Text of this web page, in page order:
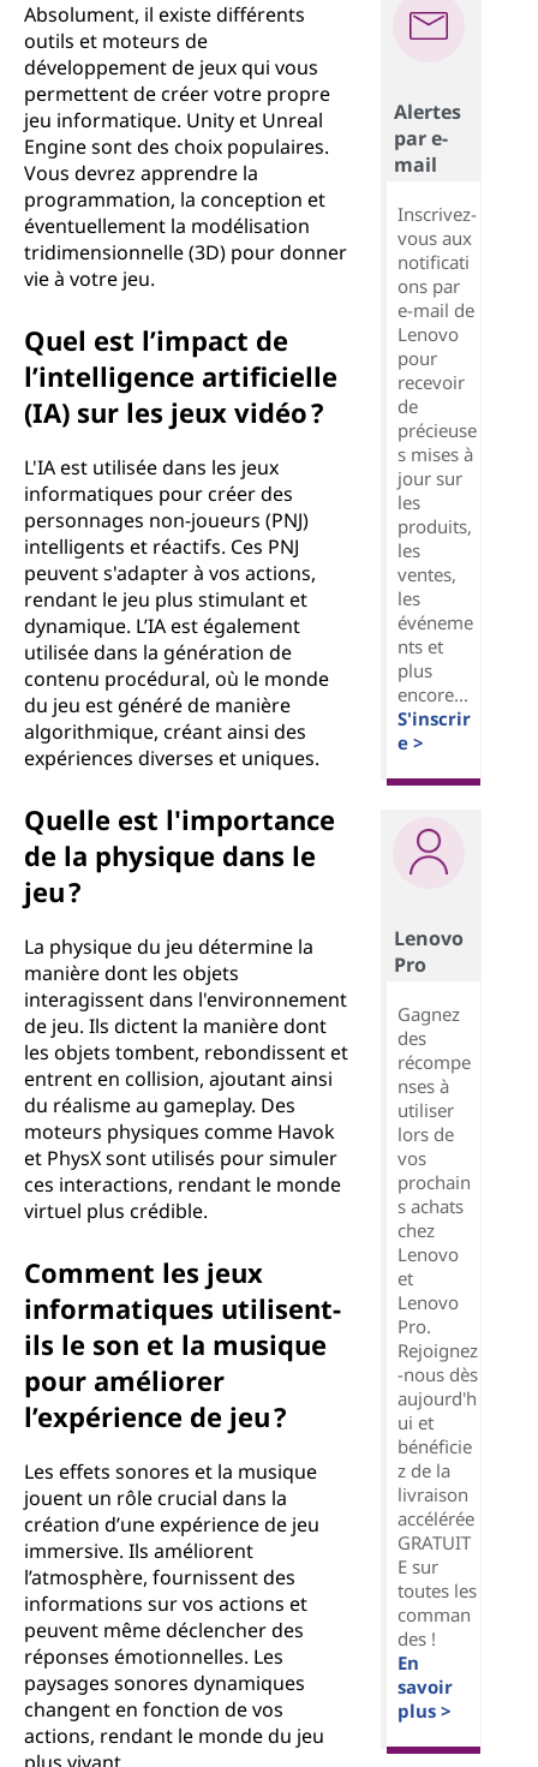
Absolument, il existe différents
outils et moteurs de
développement de jeux qui vous
permettent de créer votre propre
jeu informatique. Unity et Unreal
Engine sont des choix populaires.
Vous devrez apprendre la
programmation, la conception et
éventuellement la modélisation
tridimensionnelle (3D) pour donner
vie à votre jeu.
Quel est l’impact de
l’intelligence artificielle
(IA) sur les jeux vidéo ?
L'IA est utilisée dans les jeux
informatiques pour créer des
personnages non-joueurs (PNJ)
intelligents et réactifs. Ces PNJ
peuvent s'adapter à vos actions,
rendant le jeu plus stimulant et
dynamique. L’IA est également
utilisée dans la génération de
contenu procédural, où le monde
du jeu est généré de manière
algorithmique, créant ainsi des
expériences diverses et uniques.
Quelle est l'importance
de la physique dans le
jeu ?
La physique du jeu détermine la
manière dont les objets
interagissent dans l'environnement
de jeu. Ils dictent la manière dont
les objets tombent, rebondissent et
entrent en collision, ajoutant ainsi
du réalisme au gameplay. Des
moteurs physiques comme Havok
et PhysX sont utilisés pour simuler
ces interactions, rendant le monde
virtuel plus crédible.
Comment les jeux
informatiques utilisent-
ils le son et la musique
pour améliorer
l’expérience de jeu ?
Les effets sonores et la musique
jouent un rôle crucial dans la
création d’une expérience de jeu
immersive. Ils améliorent
l’atmosphère, fournissent des
informations sur vos actions et
peuvent même déclencher des
réponses émotionnelles. Les
paysages sonores dynamiques
changent en fonction de vos
actions, rendant le monde du jeu
Alertes
par e-
mail
Inscrivez-
vous aux
notificati
ons par
e-mail de
Lenovo
pour
recevoir
de
précieuse
s mises à
jour sur
les
produits,
les
ventes,
les
événeme
nts et
plus
encore...
S'inscrir
e >
Lenovo
Pro
Gagnez
des
récompe
nses à
utiliser
lors de
vos
prochain
s achats
chez
Lenovo
et
Lenovo
Pro.
Rejoignez
-nous dès
aujourd'h
ui et
bénéficie
z de la
livraison
accélérée
GRATUIT
E sur
toutes les
comman
des !
En
savoir
plus >